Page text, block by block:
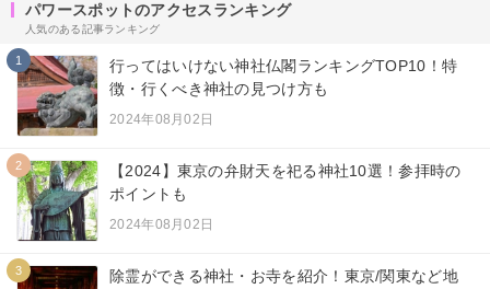
パワースポットのアクセスランキング
人気のある記事ランキング
1
行ってはいけない神社仏閣ランキングTOP10！特
徴・行くべき神社の見つけ方も
2024年08月02日
2
【2024】東京の弁財天を祀る神社10選！参拝時の
ポイントも
2024年08月02日
3
除霊ができる神社・お寺を紹介！東京/関東など地